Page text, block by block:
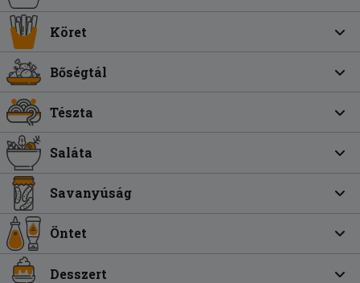
Köret
Bőségtál
Tészta
Saláta
Savanyúság
Öntet
Desszert